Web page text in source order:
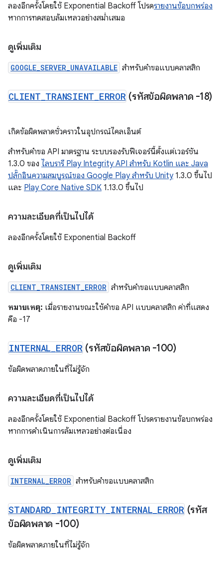
ลองอีกครั้งโดยใช้ Exponential Backoff โปรดรายงานข้อบกพร่อง
หากการทดสอบล้มเหลวอย่างสม่ำเสมอ
ดูเพิ่มเติม
GOOGLE_SERVER_UNAVAILABLE สำหรับคำขอแบบคลาสสิก
CLIENT TRANSIENT ERROR (รหัสข้อผิดพลาด -18)
เกิดข้อผิดพลาดชั่วคราวในอุปกรณ์ไคลเอ็นต์
สําหรับคําขอ API มาตรฐาน ระบบรองรับฟีเจอร์นี้ตั้งแต่เวอร์ชัน
1.3.0 ของ ไลบรารี Play Integrity API สําหรับ Kotlin และ Java
ปลั๊กอินความสมบูรณ์ของ Google Play สําหรับ Unity1.3.0 ขึ้นไป
และ Play Core Native SDK 1.13.0 ขึ้นไป
ความละเอียดที่เป็นไปได้
ลองอีกครั้งโดยใช้ Exponential Backoff
ดูเพิ่มเติม
CLIENT_TRANSIENT_ERROR สำหรับคำขอแบบคลาสสิก
หมายเหตุ: เมื่อรายงานขณะใช้คำขอ API แบบคลาสสิก ค่าที่แสดง
คือ -17
INTERNAL ERROR (รหัสข้อผิดพลาด -100)
ข้อผิดพลาดภายในที่ไม่รู้จัก
ความละเอียดที่เป็นไปได้
ลองอีกครั้งโดยใช้ Exponential Backoff โปรดรายงานข้อบกพร่อง
หากการดำเนินการล้มเหลวอย่างต่อเนื่อง
ดูเพิ่มเติม
INTERNAL_ERROR สำหรับคำขอแบบคลาสสิก
STANDARD INTEGRITY_ INTERNAL ERROR (รหัส
ข้อผิดพลาด -100)
ข้อผิดพลาดภายในที่ไม่รู้จัก